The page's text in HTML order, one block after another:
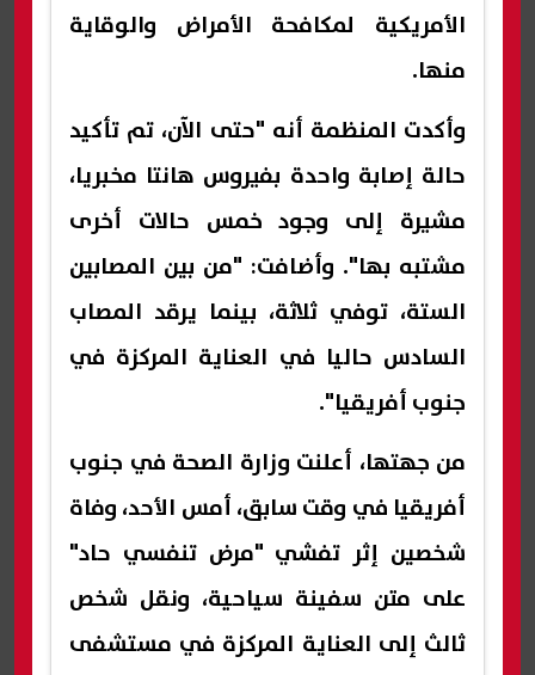
الأمريكية لمكافحة الأمراض والوقاية
منها.
وأكدت المنظمة أنه "حتى الآن، تم تأكيد
حالة إصابة واحدة بفيروس هانتا مخبريا،
مشيرة إلى وجود خمس حالات أخرى
مشتبه بها". وأضافت: "من بين المصابين
الستة، توفي ثلاثة، بينما يرقد المصاب
السادس حاليا في العناية المركزة في
جنوب أفريقيا".
من جهتها، أعلنت وزارة الصحة في جنوب
أفريقيا في وقت سابق، أمس الأحد، وفاة
شخصين إثر تفشي "مرض تنفسي حاد"
على متن سفينة سياحية، ونقل شخص
ثالث إلى العناية المركزة في مستشفى